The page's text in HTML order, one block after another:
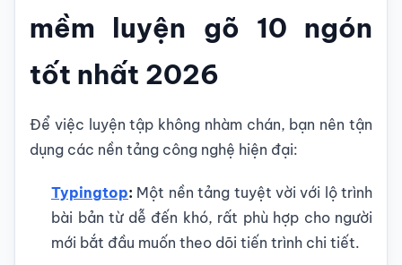
mềm luyện gõ 10 ngón
tốt nhất 2026
Để việc luyện tập không nhàm chán, bạn nên tận
dụng các nền tảng công nghệ hiện đại:
Typingtop: Một nền tảng tuyệt vời với lộ trình
bài bản từ dễ đến khó, rất phù hợp cho người
mới bắt đầu muốn theo dõi tiến trình chi tiết.